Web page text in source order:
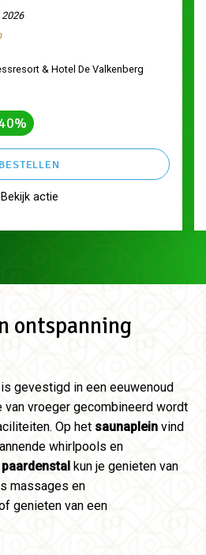
& Hotel De Valkenberg
BESTELLEN
Bekijk actie
ontspanning
gevestigd in een eeuwenoud
van vroeger gecombineerd wordt
Op het saunaplein vind
whirlpools en
kun je genieten van
massages en
genieten van een